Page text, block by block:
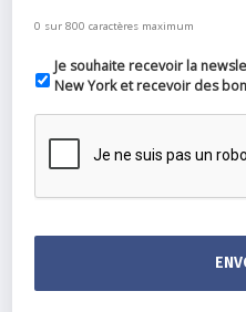
0 sur 800 caractères maximum
Je souhaite recevoir la
New York et recevoir des